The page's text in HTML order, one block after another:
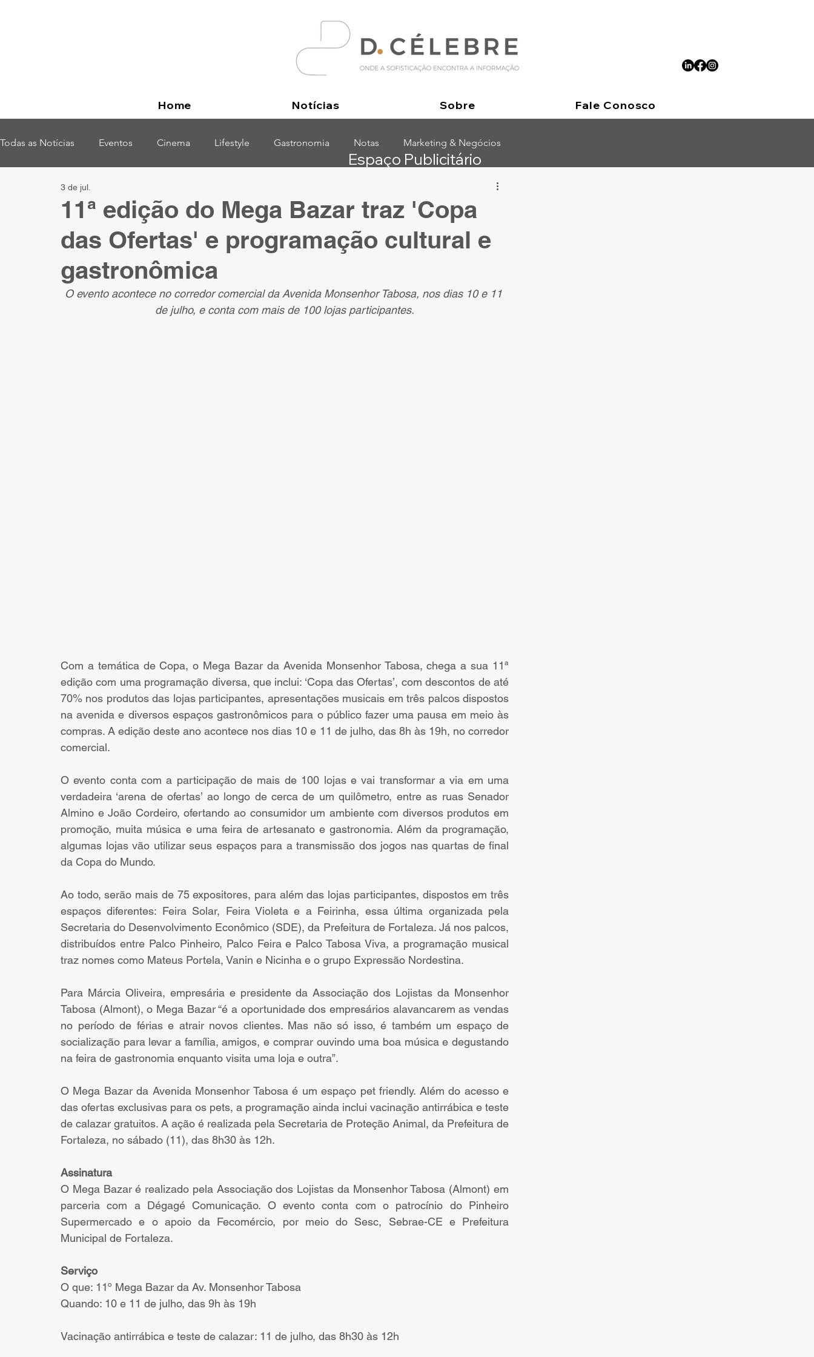
Home Notícias Sobre Fale Conosco
Todas as Notícias Eventos Cinema Lifestyle Gastronomia Notas Marketing & Negócios
11ª edição do Mega Bazar traz 'Copa
das Ofertas' e programação cultural e
gastronômica
3 de jul.
O evento acontece no corredor comercial da Avenida Monsenhor Tabosa, nos dias 10 e 11
de julho, e conta com mais de 100 lojas participantes.
Com a temática de Copa, o Mega Bazar da Avenida Monsenhor Tabosa, chega a sua 11ª
edição com uma programação diversa, que inclui: ‘Copa das Ofertas’, com descontos de até
70% nos produtos das lojas participantes, apresentações musicais em três palcos dispostos
na avenida e diversos espaços gastronômicos para o público fazer uma pausa em meio às
compras. A edição deste ano acontece nos dias 10 e 11 de julho, das 8h às 19h, no corredor
comercial.
O evento conta com a participação de mais de 100 lojas e vai transformar a via em uma
verdadeira ‘arena de ofertas’ ao longo de cerca de um quilômetro, entre as ruas Senador
Almino e João Cordeiro, ofertando ao consumidor um ambiente com diversos produtos em
promoção, muita música e uma feira de artesanato e gastronomia. Além da programação,
algumas lojas vão utilizar seus espaços para a transmissão dos jogos nas quartas de final
da Copa do Mundo.
Ao todo, serão mais de 75 expositores, para além das lojas participantes, dispostos em três
espaços diferentes: Feira Solar, Feira Violeta e a Feirinha, essa última organizada pela
Secretaria do Desenvolvimento Econômico (SDE), da Prefeitura de Fortaleza. Já nos palcos,
distribuídos entre Palco Pinheiro, Palco Feira e Palco Tabosa Viva, a programação musical
traz nomes como Mateus Portela, Vanin e Nicinha e o grupo Expressão Nordestina.
Para Márcia Oliveira, empresária e presidente da Associação dos Lojistas da Monsenhor
Tabosa (Almont), o Mega Bazar “é a oportunidade dos empresários alavancarem as vendas
no período de férias e atrair novos clientes. Mas não só isso, é também um espaço de
socialização para levar a família, amigos, e comprar ouvindo uma boa música e degustando
na feira de gastronomia enquanto visita uma loja e outra”.
O Mega Bazar da Avenida Monsenhor Tabosa é um espaço pet friendly. Além do acesso e
das ofertas exclusivas para os pets, a programação ainda inclui vacinação antirrábica e teste
de calazar gratuitos. A ação é realizada pela Secretaria de Proteção Animal, da Prefeitura de
Fortaleza, no sábado (11), das 8h30 às 12h.
Assinatura
O Mega Bazar é realizado pela Associação dos Lojistas da Monsenhor Tabosa (Almont) em
parceria com a Dégagé Comunicação. O evento conta com o patrocínio do Pinheiro
Supermercado e o apoio da Fecomércio, por meio do Sesc, Sebrae-CE e Prefeitura
Municipal de Fortaleza.
Serviço
O que: 11º Mega Bazar da Av. Monsenhor Tabosa
Quando: 10 e 11 de julho, das 9h às 19h
Vacinação antirrábica e teste de calazar: 11 de julho, das 8h30 às 12h
Espaço Publicitário